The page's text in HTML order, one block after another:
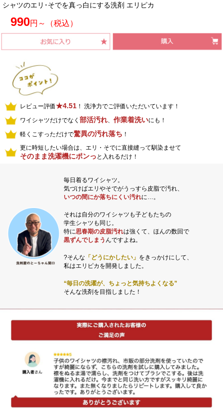
シャツのエリ･そでを真っ白にする洗剤 エリピカ
990円～（税込）
レビュー評価★4.51 ！ 洗浄力でご評価いただいています！
ワイシャツだけでなく 部活汚れ、 作業着洗いにも！
軽くこすっただけで驚異の汚れ落ち ！
更に時短したい場合は、エリ・そでに直接縫って馴染ませて
そのまま洗濯機にポンっ と入れるだけ！
毎日着るワイシャツ。
気づけばエリやそでがうっすら皮脂で汚れ、
いつの間にか落ちにくい汚れに…。
それは自分のワイシャツも子どもたちの
学生シャツも同じ。
特に思春期の皮脂汚れは強くて、ほんの数回で
黒ずんでしまう んですよね。
?そんな 「どうにかしたい」 をきっかけにして、
私はエリピカを開発しました。
“毎日の洗濯が、ちょっと気持ちよくなる”
そんな洗剤を目指しました！